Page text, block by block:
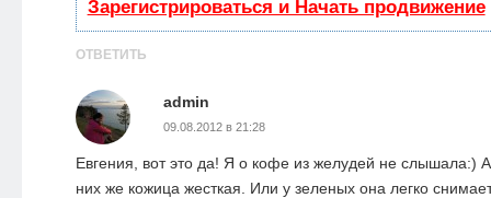
Зарегистрироваться и Начать продвижение
ОТВЕТИТЬ
admin
09.08.2012 в 21:28
Евгения, вот это да! Я о кофе из желудей не слышала:)
них же кожица жесткая. Или у зеленых она легко